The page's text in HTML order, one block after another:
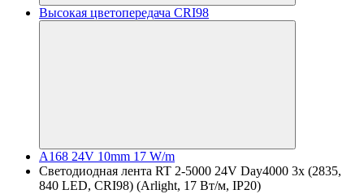
Высокая цветопередача CRI98
A168 24V 10mm 17 W/m
Светодиодная лента RT 2-5000 24V Day4000 3x (2835,
840 LED, CRI98) (Arlight, 17 Вт/м, IP20)